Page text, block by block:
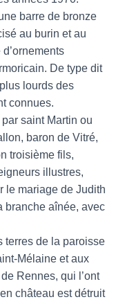
barre de bronze
au burin et au
De type dit
lourds des
connues.
saint Martin ou
baron de Vitré,
troisième fils,
illustres,
le mariage de Judith
branche aînée, avec
terres de la paroisse
Mélaine et aux
Rennes, qui l’ont
château est détruit